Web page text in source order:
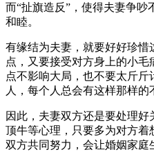
而“扯旗造反”，使得夫妻争
和睦。
有缘结为夫妻，就要好好珍
点，又要接受对方身上的小
点不影响大局，也不要太斤
人，每个人总会有这样那样的
因此，夫妻双方还是要处理好
顶牛等心理，只要多为对方着
双方共同努力，会让婚姻家庭